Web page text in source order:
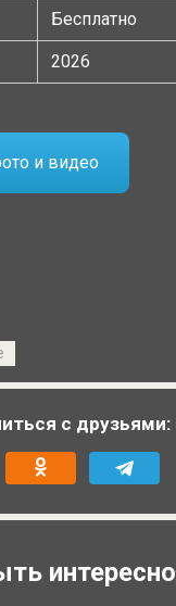
Бесплатно
2026
и видео
с друзьями:
интересно